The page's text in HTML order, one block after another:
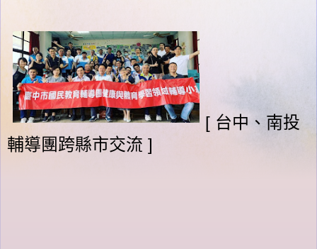
[ 台中、南投
輔導團跨縣市交流 ]